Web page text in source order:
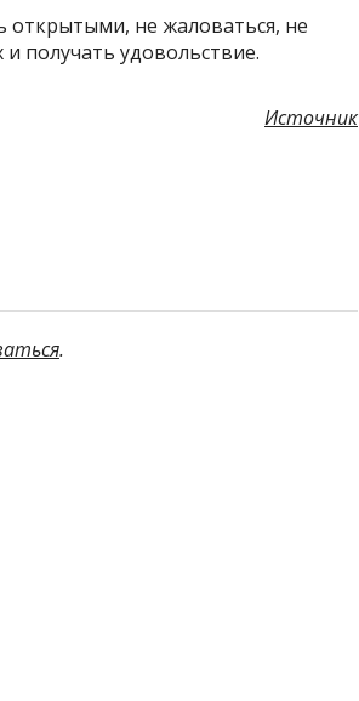
открытыми, не жаловаться, не
и получать удовольствие.
Источник
.